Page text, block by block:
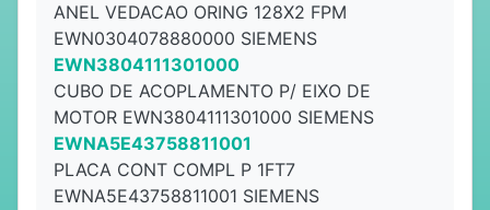
ANEL VEDACAO ORING 128X2 FPM
EWN0304078880000 SIEMENS
EWN3804111301000
CUBO DE ACOPLAMENTO P/ EIXO DE
MOTOR EWN3804111301000 SIEMENS
EWNA5E43758811001
PLACA CONT COMPL P 1FT7
EWNA5E43758811001 SIEMENS